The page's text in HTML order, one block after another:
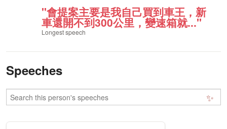
"會提案主要是我自己買到車王，新
車還開不到300公里，變速箱就..."
Longest speech
Speeches
✨